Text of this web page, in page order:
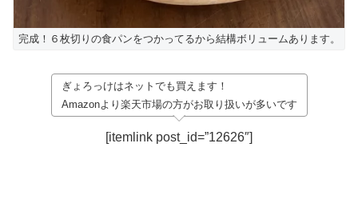
完成！６枚切りの食パンをつかってるから結構ボリュームあります。
ぎょろっけはネットでも買えます！
Amazonより楽天市場の方がお取り扱いが多いです
[itemlink post_id=”12626″]